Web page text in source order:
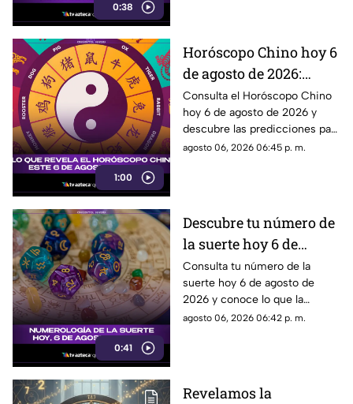
0:38
1:00
Horóscopo Chino hoy 6
de agosto de 2026:
predicciones para cada
signo del zodiaco chino
Consulta el Horóscopo Chino
hoy 6 de agosto de 2026 y
descubre las predicciones para
el amor, dinero, salud y trabajo.
agosto 06, 2026 06:45 p. m.
0:41
Descubre tu número de
la suerte hoy 6 de
agosto de 2026 según la
numerología y su
significado
Consulta tu número de la
suerte hoy 6 de agosto de
2026 y conoce lo que la
numerología revela para este
agosto 06, 2026 06:42 p. m.
Revelamos la